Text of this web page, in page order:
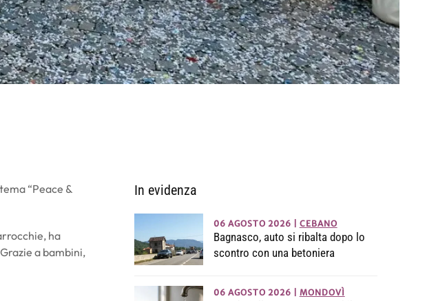
“Peace &
ha
a bambini,
In evidenza
06 AGOSTO 2026 CEBANO
Bagnasco, auto si ribalta dopo lo
scontro con una betoniera
06 AGOSTO 2026 MONDOVÌ